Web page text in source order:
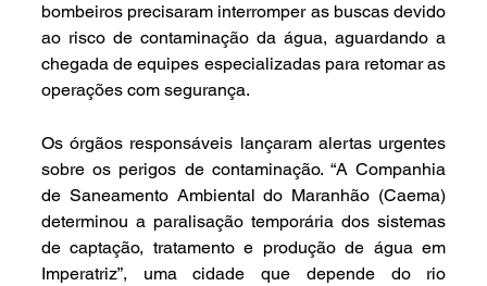
bombeiros precisaram interromper as buscas devido
ao risco de contaminação da água, aguardando a
chegada de equipes especializadas para retomar as
operações com segurança.
Os órgãos responsáveis lançaram alertas urgentes
sobre os perigos de contaminação. “A Companhia
de Saneamento Ambiental do Maranhão (Caema)
determinou a paralisação temporária dos sistemas
de captação, tratamento e produção de água em
Imperatriz”, uma cidade que depende do rio